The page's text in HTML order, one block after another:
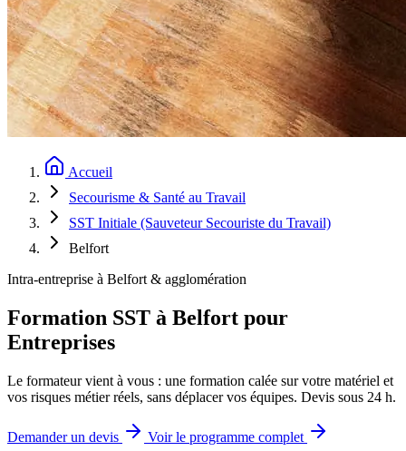
Accueil
Secourisme & Santé au Travail
SST Initiale (Sauveteur Secouriste du Travail)
Belfort
Intra-entreprise à Belfort & agglomération
Formation SST à Belfort pour
Entreprises
Le formateur vient à vous : une formation calée sur votre matériel et
vos risques métier réels, sans déplacer vos équipes. Devis sous 24 h.
Demander un devis
Voir le programme complet